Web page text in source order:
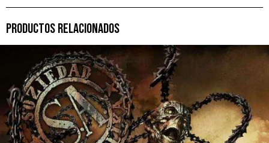
PRODUCTOS RELACIONADOS